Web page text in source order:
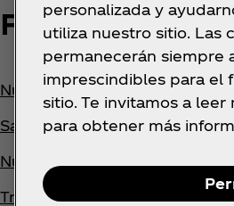
Pie de página
Nuestra Compañía
Sala de Prensa
Nuestra historia
Trabaja con nosotros
personalizada y
utiliza nuestro sitio. Las
permanecerán siempre
imprescindibles para el
sitio. Te invitamos a
para obtener más